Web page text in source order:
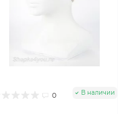
0 В наличии